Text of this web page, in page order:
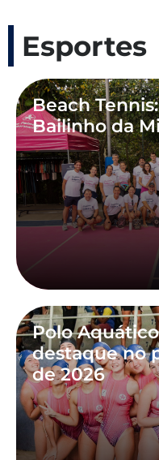
Esportes
Beach
Bailinho da
Polo
destaque no
de 2026